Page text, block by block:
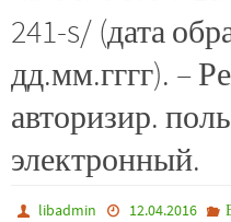
241-s/ (дата
дд.мм.гггг). –
авторизир.
электронный.
libadmin 12.04.2016